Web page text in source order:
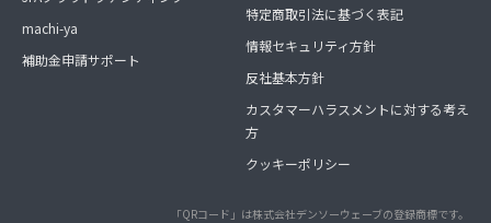
machi-ya
補助金申請サポート
特定商取引法に基づく表記
情報セキュリティ方針
反社基本方針
カスタマーハラスメントに対する考え
方
クッキーポリシー
「QRコード」は株式会社デンソーウェーブの登録商標です。